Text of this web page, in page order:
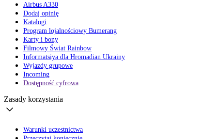
Airbus A330
Dodaj opinię
Katalogi
Program lojalnościowy Bumerang
Karty i bony
Filmowy Świat Rainbow
Informatsiya dla Hromadian Ukrainy
Wyjazdy grupowe
Incoming
Dostępność cyfrowa
Zasady korzystania
Warunki uczestnictwa